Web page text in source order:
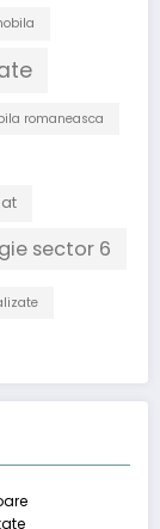
romaneasca
sector 6